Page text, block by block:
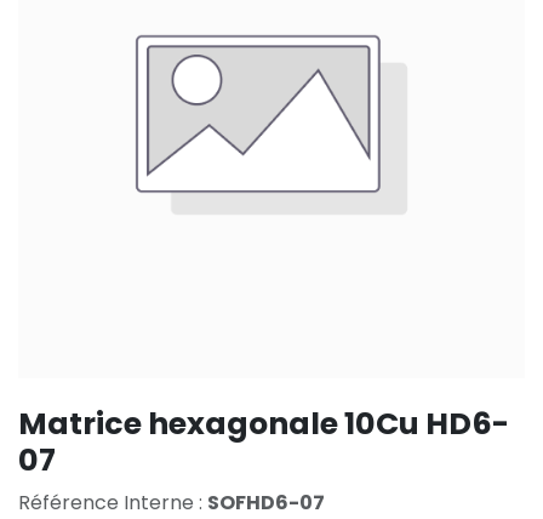
Matrice hexagonale 10Cu HD6-
07
Référence Interne : SOFHD6-07